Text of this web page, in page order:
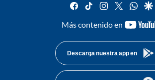
facebook
tiktok instagram
twitter
Más contenido en
Descarga nuestra app en